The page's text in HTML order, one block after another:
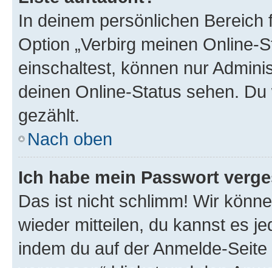
In deinem persönlichen
Option „Verbirg meinen Online-
einschaltest, können nur
deinen Online-Status sehen.
gezählt.
Nach oben
Ich habe mein Passwort
Das ist nicht schlimm! Wir
wieder mitteilen, du kannst es
indem du auf der Anmelde-